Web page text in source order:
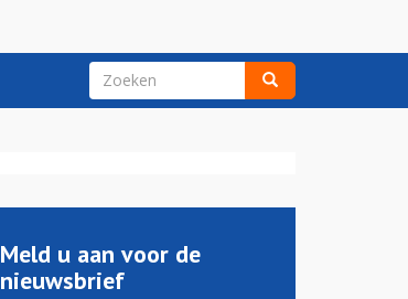
ZOEKVELD
Meld u aan voor de
nieuwsbrief